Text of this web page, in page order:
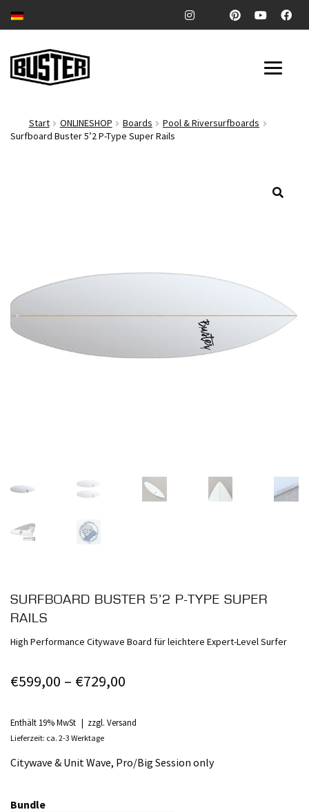
Zur
Navigation
springen
Zum
Inhalt
springen
POOL & RIVERSURFBOARDS
ONLINESHOP
Start ONLINESHOP Boards
Pool & Riversurfboards
Surfboard Buster 5’2 P-Type Super Rails
SURFBOARD BUSTER 5’2 P-TYPE SUPER
RAILS
High Performance Citywave Board für leichtere Expert-Level Surfer
€599,00 – €729,00
bis
Enthält 19% MwSt zzgl. Versand
Lieferzeit: ca. 2-3 Werktage
Citywave & Unit Wave, Pro/Big Session only
Bundle